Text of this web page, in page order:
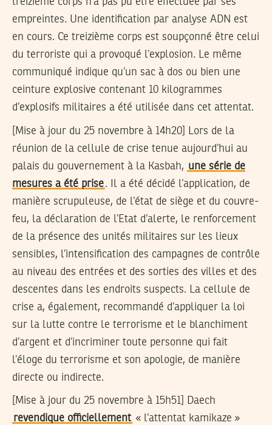
empreintes. Une identification par analyse ADN est
en cours. Ce treizième corps est soupçonné être celui
du terroriste qui a provoqué l’explosion. Le même
communiqué indique qu’un sac à dos ou bien une
ceinture explosive contenant 10 kilogrammes
d’explosifs militaires a été utilisée dans cet attentat.
[Mise à jour du 25 novembre à 14h20]
Lors de la
réunion de la cellule de crise tenue aujourd’hui au
palais du gouvernement à la Kasbah, une série de
mesures a été prise. Il a été décidé l’application, de
manière scrupuleuse, de l’état de siège et du couvre-
feu, la déclaration de l’Etat d’alerte, le renforcement
de la présence des unités militaires sur les lieux
sensibles, l’intensification des campagnes de contrôle
au niveau des entrées et des sorties des villes et des
descentes dans les endroits suspects. La cellule de
crise a, également, recommandé d’appliquer la loi
sur la lutte contre le terrorisme et le blanchiment
d’argent et d’incriminer toute personne qui fait
l’éloge du terrorisme et son apologie, de manière
directe ou indirecte.
[Mise à jour du 25 novembre à 15h51]
Daech
revendique officiellement « l’attentat kamikaze »